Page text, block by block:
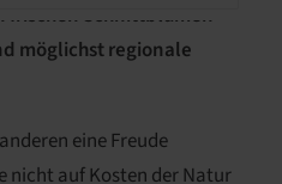
frischen Schnittblumen
möglichst regionale
eine Freude
nicht auf Kosten der Natur